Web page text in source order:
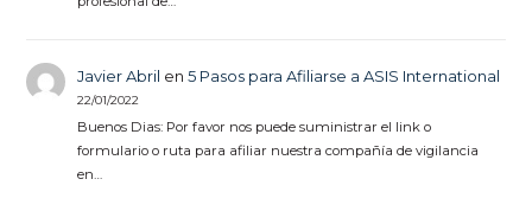
Javier Abril en 5 Pasos para Afiliarse a ASIS International
22/01/2022
Buenos Dias: Por favor nos puede suministrar el link o
formulario o ruta para afiliar nuestra compañía de vigilancia
en…